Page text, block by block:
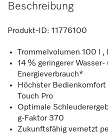
Beschreibung
Produkt-ID: 11776100
Trommelvolumen 100 l ,
14 % geringerer
Energieverbrauch*
Höchster
Touch Pro
Optimale
g-Faktor 370
Zukunftsfähig vernetzt